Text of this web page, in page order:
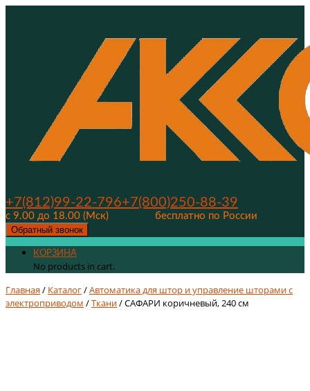
+7(812)99-22-796+7(800)250-88-39
с 9.00 до 18.00 (Мск)
бесплатно по России
Обратный звонок
КОРЗИНА
No products in cart.
Главная/ Каталог/Автоматика для штор и управление шторами с
электроприводом /Ткани/ САФАРИ коричневый, 240 см